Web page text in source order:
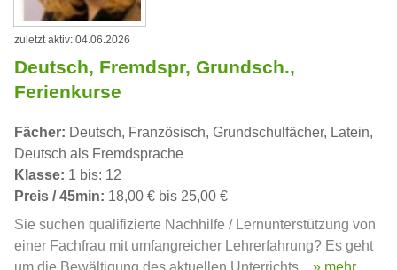
zuletzt aktiv: 04.06.2026
Deutsch, Fremdspr, Grundsch.,
Ferienkurse
Fächer: Deutsch, Französisch, Grundschulfächer, Latein,
Deutsch als Fremdsprache
Klasse: 1 bis: 12
Preis / 45min: 18,00 € bis 25,00 €
Sie suchen qualifizierte Nachhilfe / Lernunterstützung von
einer Fachfrau mit umfangreicher Lehrerfahrung? Es geht